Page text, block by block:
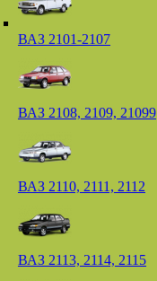
ВАЗ 2101-2107
ВАЗ 2108, 2109, 21099
ВАЗ 2110, 2111, 2112
ВАЗ 2113, 2114, 2115